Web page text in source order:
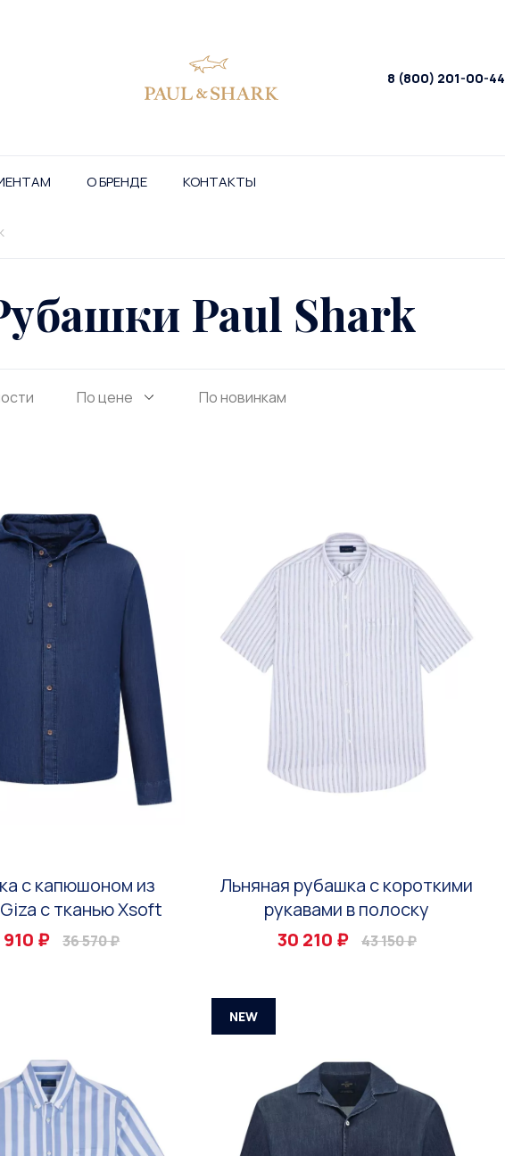
8 (800) 201-00-44
О БРЕНДЕ КОНТАКТЫ
Paul Shark
По цене По новинкам
с капюшоном из
с тканью Xsoft
910 ₽
36 570 ₽
Льняная рубашка с короткими
рукавами в полоску
30 210 ₽
43 150 ₽
NEW